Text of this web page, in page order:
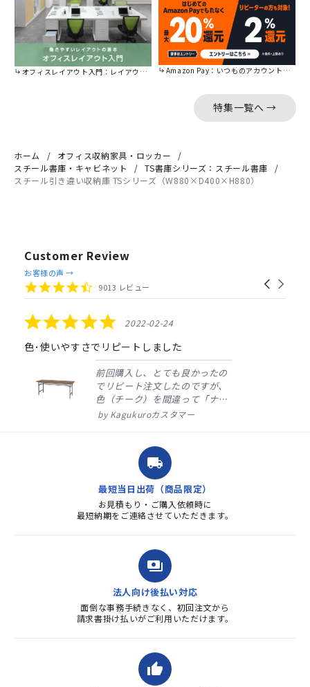
オフィスレイアウト入門：レイアウトの基本をご紹介。 Amazon Pay：いつものアカウントで簡単に決済可能。
特集一覧へ →
ホーム
オフィス収納家具・ロッカー
スチール書庫・キャビネット
TS書庫シリーズ：スチール書庫
スチール引き違い収納庫 TSシリーズ（W880×D400×H880）
Customer Review
Reviews
carousel
Carousel
4.4
star
9013 レビュー
お客様の声 →
5.0
star
rating
2022-02-24
色･使いやすさでリピートしました
前回購入し、とても良かったの
でリピート注文したのですが、
色（チーク）を間違って「ナチ
ュラル」としてしまいました。
ました。商品到着も早く、品
質・使いやすさで満足していま
す。また、リピートするときは
よろしくお...
Kagukuroカスタマー
local_shipping
最短当日出荷（商品限定）
お見積もり・ご購入依頼時に
最短納期をご連絡させていただきます。
payments
法人向け後払い対応
面倒な事務手続きなく、初回注文から
請求書掛け払いがご利用いただけます。
thumb_up